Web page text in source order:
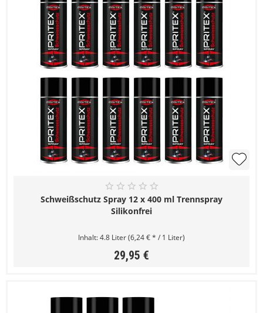
Schweißschutz Spray 12 x 400 ml Trennspray
Silikonfrei
Inhalt:4.8 Liter(6,24 € * / 1 Liter)
29,95 €